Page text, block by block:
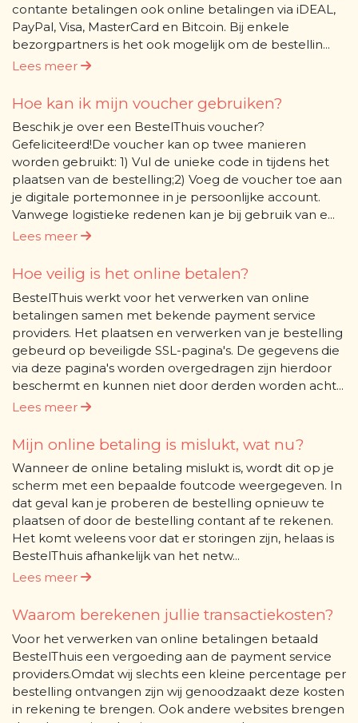
contante betalingen ook online betalingen via iDEAL,
PayPal, Visa, MasterCard en Bitcoin. Bij enkele
bezorgpartners is het ook mogelijk om de bestellin...
Lees meer
Hoe kan ik mijn voucher gebruiken?
Beschik je over een BestelThuis voucher?
Gefeliciteerd!De voucher kan op twee manieren
worden gebruikt: 1) Vul de unieke code in tijdens het
plaatsen van de bestelling;2) Voeg de voucher toe aan
je digitale portemonnee in je persoonlijke account.
Vanwege logistieke redenen kan je bij gebruik van e...
Lees meer
Hoe veilig is het online betalen?
BestelThuis werkt voor het verwerken van online
betalingen samen met bekende payment service
providers. Het plaatsen en verwerken van je bestelling
gebeurd op beveiligde SSL-pagina's. De gegevens die
via deze pagina's worden overgedragen zijn hierdoor
beschermt en kunnen niet door derden worden acht...
Lees meer
Mijn online betaling is mislukt, wat nu?
Wanneer de online betaling mislukt is, wordt dit op je
scherm met een bepaalde foutcode weergegeven. In
dat geval kan je proberen de bestelling opnieuw te
plaatsen of door de bestelling contant af te rekenen.
Het komt weleens voor dat er storingen zijn, helaas is
BestelThuis afhankelijk van het netw...
Lees meer
Waarom berekenen jullie transactiekosten?
Voor het verwerken van online betalingen betaald
BestelThuis een vergoeding aan de payment service
providers.Omdat wij slechts een kleine percentage per
bestelling ontvangen zijn wij genoodzaakt deze kosten
in rekening te brengen. Ook andere websites brengen